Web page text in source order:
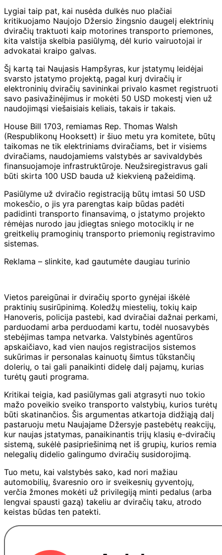
Lygiai taip pat, kai nusėda dulkės nuo plačiai
kritikuojamo Naujojo Džersio žingsnio daugelį elektrinių
dviračių traktuoti kaip motorines transporto priemones,
kita valstija skelbia pasiūlymą, dėl kurio vairuotojai ir
advokatai kraipo galvas.
Šį kartą tai Naujasis Hampšyras, kur įstatymų leidėjai
svarsto įstatymo projektą, pagal kurį dviračių ir
elektroninių dviračių savininkai privalo kasmet registruoti
savo pasivažinėjimus ir mokėti 50 USD mokestį vien už
naudojimąsi viešaisiais keliais, takais ir takais.
House Bill 1703, remiamas Rep. Thomas Walsh
(Respublikonų Hooksett) ir šiuo metu yra komitete, būtų
taikomas ne tik elektriniams dviračiams, bet ir visiems
dviračiams, naudojamiems valstybės ar savivaldybės
finansuojamoje infrastruktūroje. Neužsiregistravus gali
būti skirta 100 USD bauda už kiekvieną pažeidimą.
Pasiūlyme už dviračio registraciją būtų imtasi 50 USD
mokesčio, o jis yra parengtas kaip būdas padėti
padidinti transporto finansavimą, o įstatymo projekto
rėmėjas nurodo jau įdiegtas sniego motociklų ir ne
greitkelių pramoginių transporto priemonių registravimo
sistemas.
Reklama – slinkite, kad gautumėte daugiau turinio
Vietos pareigūnai ir dviračių sporto gynėjai iškėlė
praktinių susirūpinimą. Koledžų miestelių, tokių kaip
Hanoveris, policija pastebi, kad dviračiai dažnai perkami,
parduodami arba perduodami kartu, todėl nuosavybės
stebėjimas tampa netvarka. Valstybinės agentūros
apskaičiavo, kad vien naujos registracijos sistemos
sukūrimas ir personalas kainuotų šimtus tūkstančių
dolerių, o tai gali panaikinti didelę dalį pajamų, kurias
turėtų gauti programa.
Kritikai teigia, kad pasiūlymas gali atgrasyti nuo tokio
mažo poveikio sveiko transporto valstybių, kurios turėtų
būti skatinančios. Šis argumentas atkartoja didžiąją dalį
pastaruoju metu Naujajame Džersyje pastebėtų reakcijų,
kur naujas įstatymas, panaikinantis trijų klasių e-dviračių
sistemą, sukėlė pasipriešinimą net iš grupių, kurios remia
nelegalių didelio galingumo dviračių susidorojimą.
Tuo metu, kai valstybės sako, kad nori mažiau
automobilių, švaresnio oro ir sveikesnių gyventojų,
verčia žmones mokėti už privilegiją minti pedalus (arba
lengvai spausti gazą) takeliu ar dviračių taku, atrodo
keistas būdas ten patekti.